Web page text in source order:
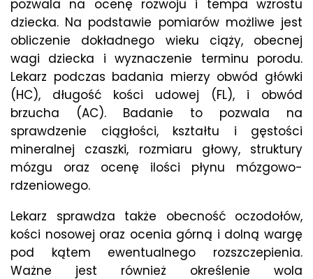
pozwala na ocenę rozwoju i tempa wzrostu
dziecka. Na podstawie pomiarów możliwe jest
obliczenie dokładnego wieku ciąży, obecnej
wagi dziecka i wyznaczenie terminu porodu.
Lekarz podczas badania mierzy obwód główki
(HC), długość kości udowej (FL), i obwód
brzucha (AC). Badanie to pozwala na
sprawdzenie ciągłości, kształtu i gęstości
mineralnej czaszki, rozmiaru głowy, struktury
mózgu oraz ocenę ilości płynu mózgowo-
rdzeniowego.
Lekarz sprawdza także obecność oczodołów,
kości nosowej oraz ocenia górną i dolną wargę
pod kątem ewentualnego rozszczepienia.
Ważne jest również określenie wola